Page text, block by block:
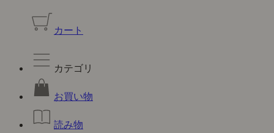
カート
カテゴリ
お買い物
読み物